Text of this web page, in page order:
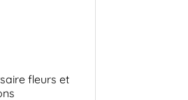
fleurs et